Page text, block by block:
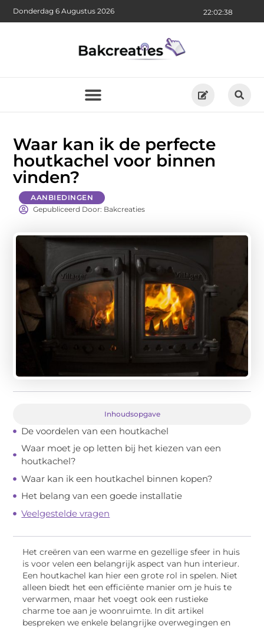
22:02:40
Donderdag 6 Augustus 2026
Waar kan ik de perfecte
houtkachel voor binnen
vinden?
AANBIEDINGEN
Gepubliceerd Door: Bakcreaties
Inhoudsopgave
De voordelen van een houtkachel
Waar moet je op letten bij het kiezen van een
houtkachel?
Waar kan ik een houtkachel binnen kopen?
Het belang van een goede installatie
Veelgestelde vragen
Het creëren van een warme en gezellige sfeer in huis
is voor velen een belangrijk aspect van hun interieur.
Een houtkachel kan hier een grote rol in spelen. Niet
alleen biedt het een efficiënte manier om je huis te
verwarmen, maar het voegt ook een rustieke
charme toe aan je woonruimte. In dit artikel
bespreken we enkele belangrijke overwegingen en